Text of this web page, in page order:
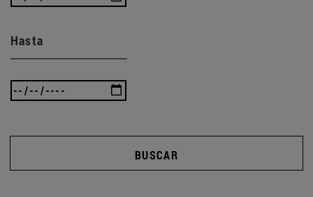
Hasta
BUSCAR